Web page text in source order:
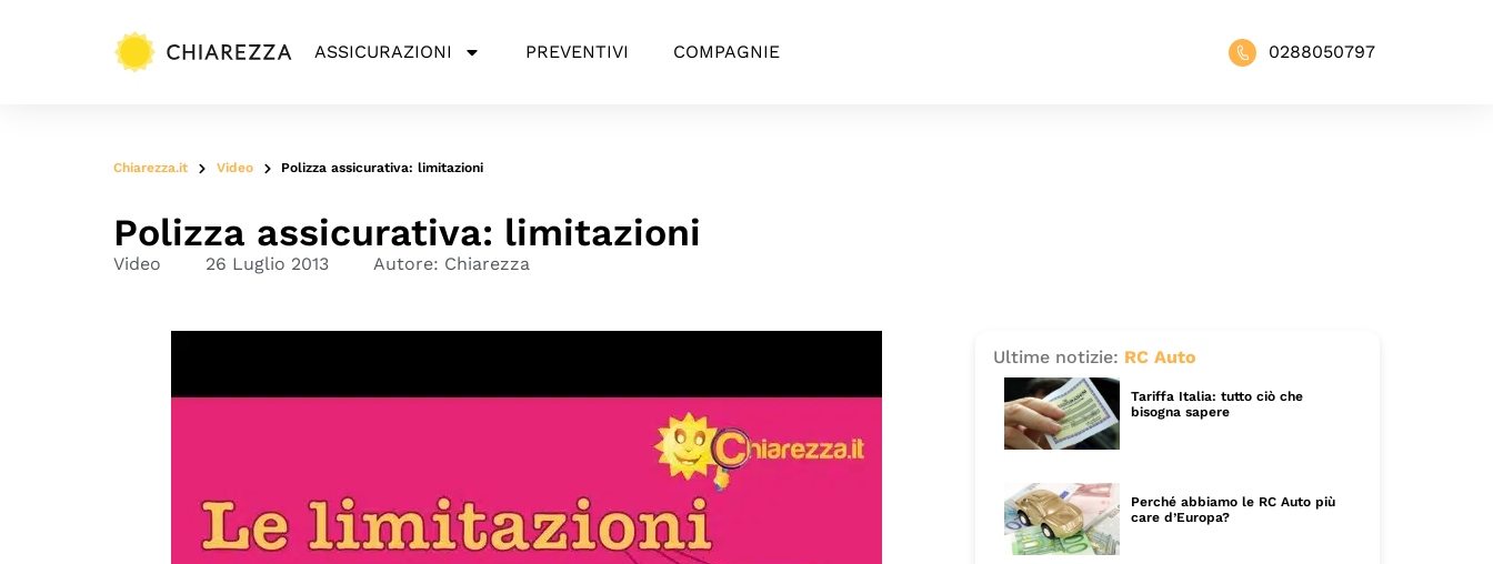
ASSICURAZIONI PREVENTIVI COMPAGNIE 0288050797
Chiarezza.it Video Polizza assicurativa: limitazioni
Polizza assicurativa: limitazioni
Video 26 Luglio 2013 Autore: Chiarezza
Ultime notizie: RC Auto
Tariffa Italia: tutto ciò che
bisogna sapere
Perché abbiamo le RC Auto più
care d’Europa?